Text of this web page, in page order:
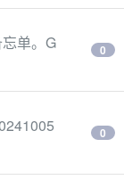
单。G
0
0